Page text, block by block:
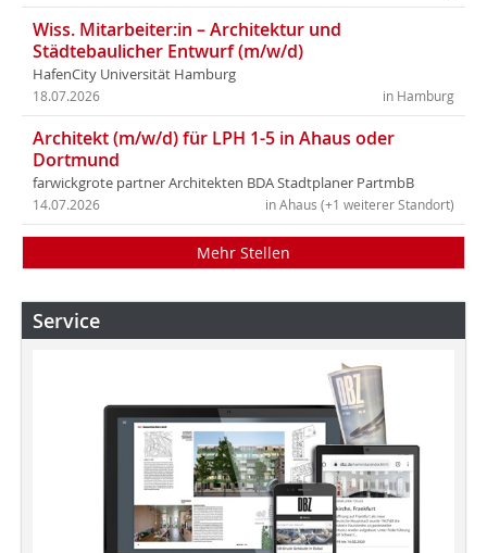
Wiss. Mitarbeiter:in – Architektur und
Städtebaulicher Entwurf (m/w/d)
HafenCity Universität Hamburg
in Hamburg
18.07.2026
Architekt (m/w/d) für LPH 1-5 in Ahaus oder
Dortmund
farwickgrote partner Architekten BDA Stadtplaner PartmbB
in Ahaus (+1 weiterer Standort)
14.07.2026
Mehr Stellen
Service